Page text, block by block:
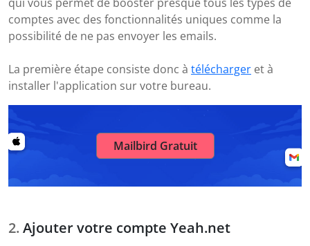
comptes avec des fonctionnalités uniques comme la
possibilité de ne pas envoyer les emails.
La première étape consiste donc à télécharger et à
installer l'application sur votre bureau.
Mailbird Gratuit
Ajouter votre compte Yeah.net